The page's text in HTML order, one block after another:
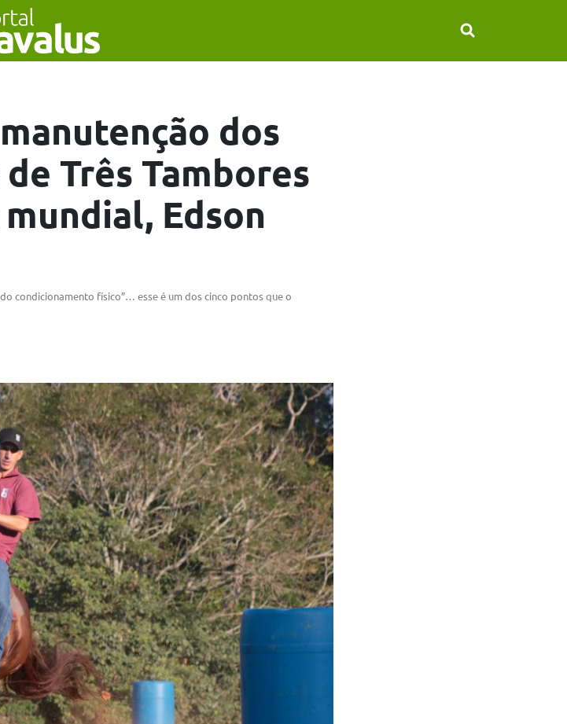
dos
Três Tambores
Edson
condicionamento físico”… esse é um dos cinco pontos que o